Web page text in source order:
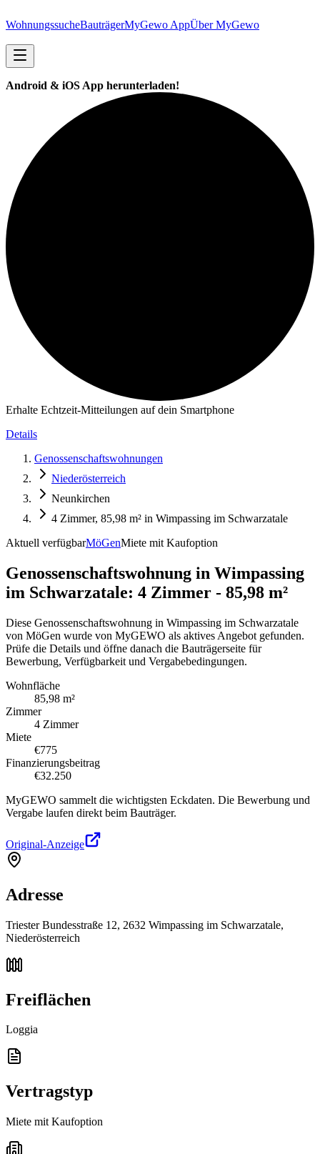
WohnungssucheBauträgerMyGewo AppÜber MyGewo
Android & iOS App herunterladen!
Erhalte Echtzeit-Mitteilungen auf dein Smartphone
Details
Genossenschaftswohnungen
Niederösterreich
Neunkirchen
4 Zimmer, 85,98 m² in Wimpassing im Schwarzatale
Aktuell verfügbarMöGenMiete mit Kaufoption
Genossenschaftswohnung in Wimpassing
im Schwarzatale: 4 Zimmer - 85,98 m²
Diese Genossenschaftswohnung in Wimpassing im Schwarzatale
von MöGen wurde von MyGEWO als aktives Angebot gefunden.
Prüfe die Details und öffne danach die Bauträgerseite für
Bewerbung, Verfügbarkeit und Vergabebedingungen.
Wohnfläche
85,98 m²
Zimmer
4 Zimmer
Miete
€775
Finanzierungsbeitrag
€32.250
MyGEWO sammelt die wichtigsten Eckdaten. Die Bewerbung und
Vergabe laufen direkt beim Bauträger.
Original-Anzeige
Adresse
Triester Bundesstraße 12, 2632 Wimpassing im Schwarzatale,
Niederösterreich
Freiflächen
Loggia
Vertragstyp
Miete mit Kaufoption